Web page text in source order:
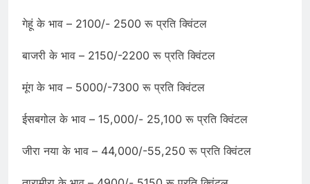
गेहूं के भाव – 2100/- 2500 रू प्रति क्विंटल
बाजरी के भाव – 2150/-2200 रू प्रति क्विंटल
मूंग के भाव – 5000/-7300 रू प्रति क्विंटल
ईसबगोल के भाव – 15,000/- 25,100 रू प्रति क्विंटल
जीरा नया के भाव – 44,000/-55,250 रू प्रति क्विंटल